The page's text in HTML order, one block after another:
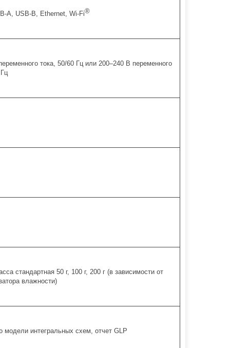
A, USB-B, Ethernet, Wi-Fi®
тока, 50/60 Гц или 200–240 В переменного
стандартная 50 г, 100 г, 200 г (в зависимости от
влажности)
модели интегральных схем, отчет GLP